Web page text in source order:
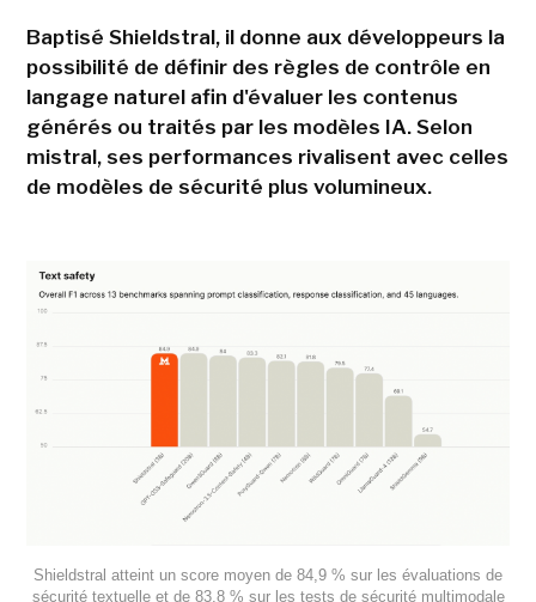
Baptisé Shieldstral, il donne aux développeurs la
possibilité de définir des règles de contrôle en
langage naturel afin d'évaluer les contenus
générés ou traités par les modèles IA. Selon
mistral, ses performances rivalisent avec celles
de modèles de sécurité plus volumineux.
Shieldstral atteint un score moyen de 84,9 % sur les évaluations de
sécurité textuelle et de 83,8 % sur les tests de sécurité multimodale